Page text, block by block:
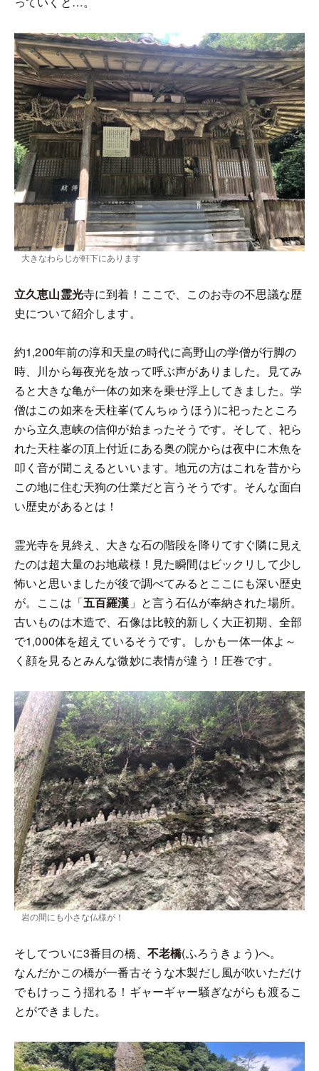
大きなわらじが軒下にあります
立久恵山霊光寺に到着！ここで、このお寺の不思議な歴
史について紹介します。
約1,200年前の淳和天皇の時代に高野山の学僧が行脚の
時、川から毎夜光を放って呼ぶ声がありました。見てみ
ると大きな亀が一体の如来を乗せ浮上してきました。学
僧はこの如来を天柱峯(てんちゅうほう)に祀ったところ
から立久恵峡の信仰が始まったそうです。そして、祀ら
れた天柱峯の頂上付近にある奥の院からは夜中に木魚を
叩く音が聞こえるといいます。地元の方はこれを昔から
この地に住む天狗の仕業だと言うそうです。そんな面白
い歴史があるとは！
霊光寺を見終え、大きな石の階段を降りてすぐ隣に見え
たのは超大量のお地蔵様！見た瞬間はビックリして少し
怖いと思いましたが後で調べてみるとここにも深い歴史
が。ここは「五百羅漢 」と言う石仏が奉納された場所。
古いものは木造で、石像は比較的新しく大正初期、全部
で1,000体を超えているそうです。しかも一体一体よ～
く顔を見るとみんな微妙に表情が違う！圧巻です。
岩の間にも小さな仏様が！
そしてついに3番目の橋、 不老橋(ふろうきょう)へ。
なんだかこの橋が一番古そうな木製だし風が吹いただけ
でもけっこう揺れる！ギャーギャー騒ぎながらも渡るこ
とができました。